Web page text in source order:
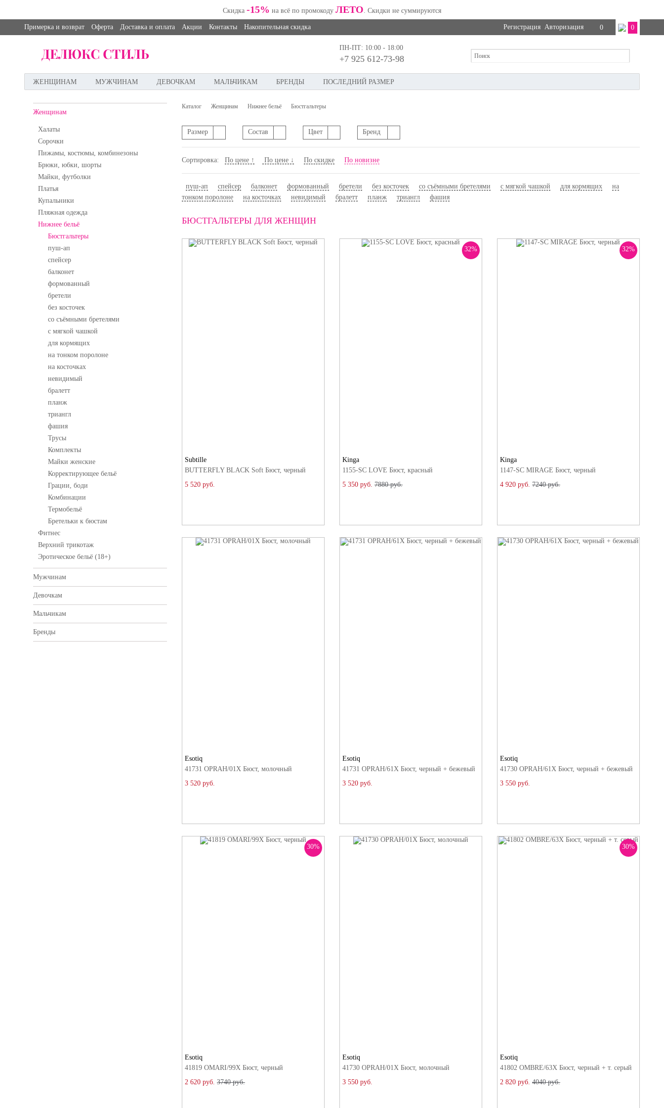
Скидка -15% на всё по промокоду ЛЕТО. Скидки не суммируются
Примерка и возврат Оферта Доставка и оплата Акции Контакты Накопительная скидка Регистрация Авторизация 0 0
ПН-ПТ: 10:00 - 18:00
+7 925 612-73-98
ЖЕНЩИНАМ МУЖЧИНАМ ДЕВОЧКАМ МАЛЬЧИКАМ БРЕНДЫ ПОСЛЕДНИЙ РАЗМЕР
Женщинам
Халаты
Сорочки
Пижамы, костюмы, комбинезоны
Брюки, юбки, шорты
Майки, футболки
Платья
Купальники
Пляжная одежда
Нижнее бельё
Бюстгальтеры
пуш-ап
спейсер
балконет
формованный
бретели
без косточек
со съёмными бретелями
с мягкой чашкой
для кормящих
на тонком поролоне
на косточках
невидимый
бралетт
планж
триангл
фашия
Трусы
Комплекты
Майки женские
Корректирующее бельё
Грации, боди
Комбинации
Термобельё
Бретельки к бюстам
Фитнес
Верхний трикотаж
Эротическое бельё (18+)
Мужчинам
Девочкам
Мальчикам
Бренды
Каталог Женщинам Нижнее бельё Бюстгальтеры
Размер Состав Цвет Бренд
Сортировка: По цене ↑ По цене ↓ По скидке По новизне
пуш-ап спейсер балконет формованный бретели без косточек со съёмными бретелями с мягкой чашкой для кормящих
на
тонком поролоне
на косточках невидимый бралетт планж триангл фашия
БЮСТГАЛЬТЕРЫ ДЛЯ ЖЕНЩИН
Subtille
BUTTERFLY BLACK Soft Бюст, черный
5 520 руб.
32%
Kinga
1155-SC LOVE Бюст, красный
5 350 руб. 7880 руб.
32%
Kinga
1147-SC MIRAGE Бюст, черный
4 920 руб. 7240 руб.
Esotiq
41731 OPRAH/01X Бюст, молочный
3 520 руб.
Esotiq
41731 OPRAH/61X Бюст, черный + бежевый
3 520 руб.
Esotiq
41730 OPRAH/61X Бюст, черный + бежевый
3 550 руб.
30%
Esotiq
41819 OMARI/99X Бюст, черный
2 620 руб. 3740 руб.
Esotiq
41730 OPRAH/01X Бюст, молочный
3 550 руб.
30%
Esotiq
41802 OMBRE/63X Бюст, черный + т. серый
2 820 руб. 4040 руб.